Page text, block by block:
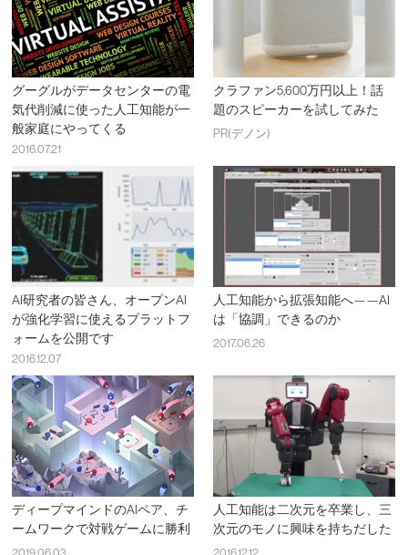
グーグルがデータセンターの電
気代削減に使った人工知能が一
般家庭にやってくる
2016.07.21
クラファン5,600万円以上！話
題のスピーカーを試してみた
PR(デノン)
AI研究者の皆さん、オープンAI
が強化学習に使えるプラットフ
ォームを公開です
2016.12.07
人工知能から拡張知能へ——AI
は「協調」できるのか
2017.06.26
ディープマインドのAIペア、チ
ームワークで対戦ゲームに勝利
人工知能は二次元を卒業し、三
次元のモノに興味を持ちだした